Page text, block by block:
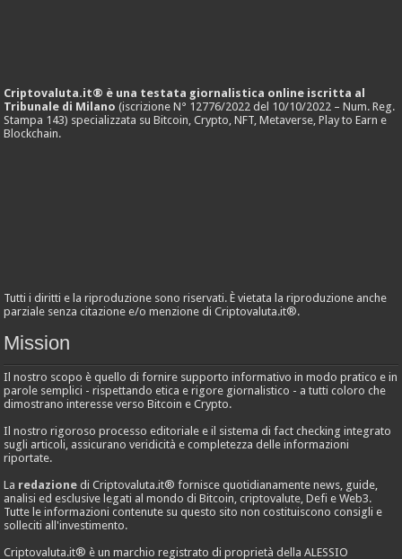
Criptovaluta.it® è una testata giornalistica online iscritta al
Tribunale di Milano (iscrizione N° 12776/2022 del 10/10/2022 – Num. Reg.
Stampa 143) specializzata su Bitcoin, Crypto, NFT, Metaverse, Play to Earn e
Blockchain.
Tutti i diritti e la riproduzione sono riservati. È vietata la riproduzione anche
parziale senza citazione e/o menzione di Criptovaluta.it®.
Mission
Il nostro scopo è quello di fornire supporto informativo in modo pratico e in
parole semplici - rispettando etica e rigore giornalistico - a tutti coloro che
dimostrano interesse verso Bitcoin e Crypto.
Il nostro rigoroso processo editoriale e il sistema di fact checking integrato
sugli articoli, assicurano veridicità e completezza delle informazioni
riportate.
La redazione di Criptovaluta.it® fornisce quotidianamente news, guide,
analisi ed esclusive legati al mondo di Bitcoin, criptovalute, Defi e Web3.
Tutte le informazioni contenute su questo sito non costituiscono consigli e
solleciti all'investimento.
Criptovaluta.it® è un marchio registrato di proprietà della ALESSIO